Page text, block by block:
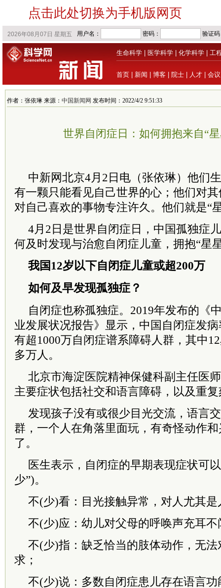
点击此处切换为手机版网页
生命科学 医学科学 化学科学 工
首页 新闻 博客 院士 人才 会议
作者：张依琳 来源： 中国新闻网 发布时间：2022/4/2 9:51:33
世界自闭症日：如何拥抱来自“
中新网北京4月2日电（张依琳）他们
有一颗只能看见自己世界的心；他们对
对自己喜欢的事物专注许久。他们就是“
4月2日是世界自闭症日，中国孤独症
何及时发现与治愈自闭症儿童，拥抱“星
我国12岁以下自闭症儿童或超200万
如何及早发现孤独症？
自闭症也称孤独症。2019年发布的《
业发展状况报告》显示，中国自闭症发
有超1000万自闭症谱系障碍人群，其中
多万人。
北京市海淀医院精神保健科副主任医
主要症状包括社交和语言障碍，以及重
发现孩子没有或很少目光交流，语言
群，一个人在角落里面玩，有奇怪动作
了。
医生表示，自闭症的早期表现症状可
少”)。
不(少)看：目光接触异常，对人尤其
不(少)应：幼儿对父母的呼唤声充耳不
不(少)指：缺乏恰当的肢体动作，无
求；
不(少)说：多数自闭症患儿存在语言功